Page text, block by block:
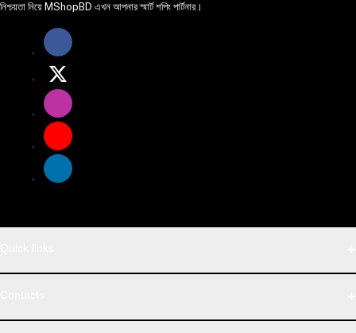
নিশ্চয়তা নিয়ে MShopBD এখন আপনার স্মার্ট শপিং পার্টনার।